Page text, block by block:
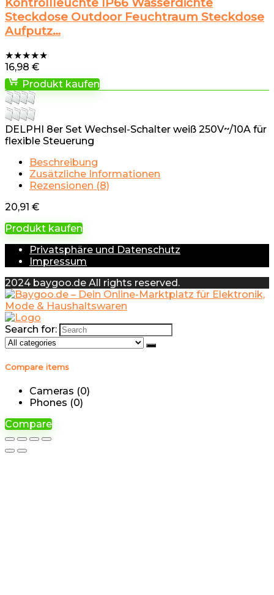
Kontrollleuchte IP66 Wasserdichte
Steckdose Outdoor Feuchtraum Steckdose
Aufputz…
★★★★★
16,98 €
Produkt kaufen
DELPHI 8er Set Wechsel-Schalter weiß 250V~/10A für
flexible Steuerung
Beschreibung
Zusätzliche Informationen
Rezensionen (8)
20,91 €
Produkt kaufen
Privatsphäre und Datenschutz
Impressum
2024 baygoo.de All rights reserved.
Search for:
Compare items
Cameras (0)
Phones (0)
Compare